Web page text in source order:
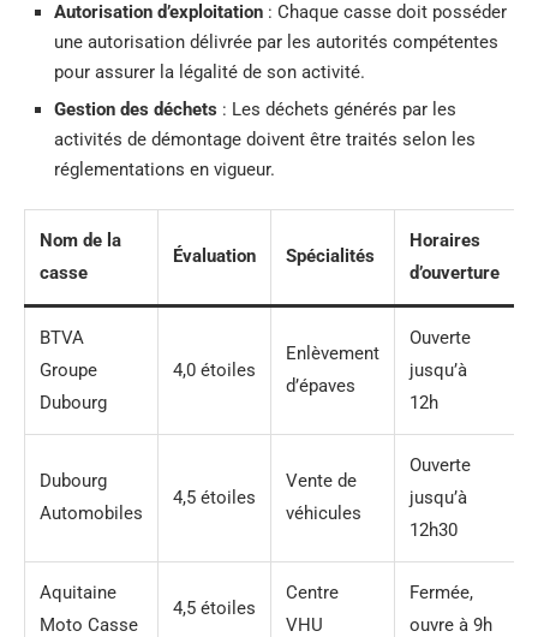
Autorisation d’exploitation : Chaque casse doit posséder
une autorisation délivrée par les autorités compétentes
pour assurer la légalité de son activité.
Gestion des déchets : Les déchets générés par les
activités de démontage doivent être traités selon les
réglementations en vigueur.
Nom de la
casse
Évaluation Spécialités
Horaires
d’ouverture
BTVA
Groupe
Dubourg
4,0 étoiles
Enlèvement
d’épaves
Ouverte
jusqu’à
12h
Dubourg
Automobiles
4,5 étoiles
Vente de
véhicules
Ouverte
jusqu’à
12h30
Aquitaine
Moto Casse
4,5 étoiles
Centre
VHU
Fermée,
ouvre à 9h